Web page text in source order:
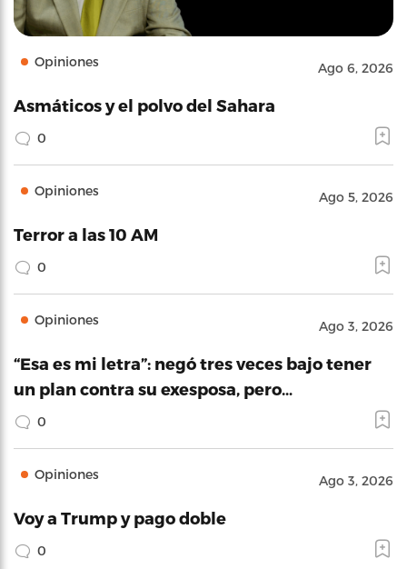
Opiniones Ago 6, 2026
Asmáticos y el polvo del Sahara
0
Opiniones Ago 5, 2026
Terror a las 10 AM
0
Opiniones Ago 3, 2026
“Esa es mi letra”: negó tres veces bajo tener
un plan contra su exesposa, pero…
0
Opiniones Ago 3, 2026
Voy a Trump y pago doble
0